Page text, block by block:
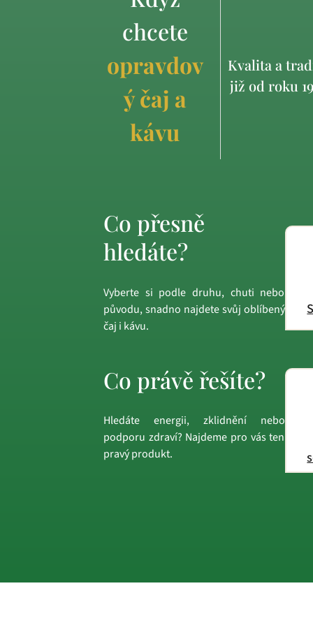
chcete
opravdov
ý čaj a
kávu
Kvalita a
již od roku
Co přesně
hledáte?
Vyberte si podle druhu, chuti nebo
původu, snadno najdete svůj oblíbený
čaj i kávu.
Co právě řešíte?
Hledáte energii, zklidnění nebo
podporu zdraví? Najdeme pro vás ten
pravý produkt.